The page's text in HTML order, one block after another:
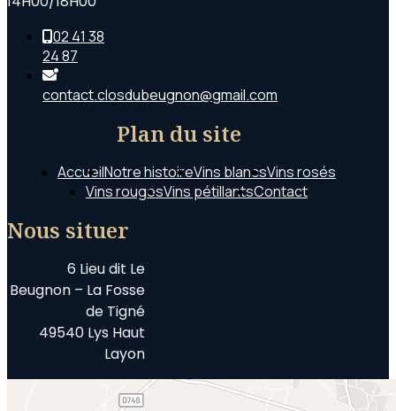
02 41 38
24 87
contact.closdubeugnon@gmail.com
Plan du site
AccueilNotre histoireVins blancsVins rosés
Vins rougesVins pétillantsContact
Nous situer
6 Lieu dit Le
Beugnon – La Fosse
de Tigné
49540 Lys Haut
Layon